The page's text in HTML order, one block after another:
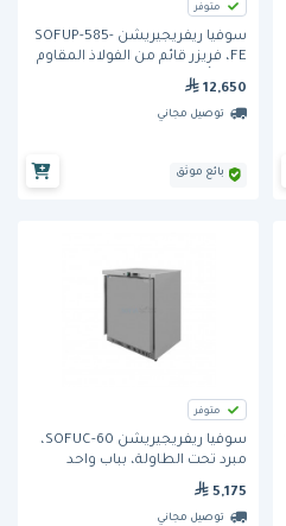
متوفر
سوفيا ريفريجيريشن SOFUP-585-
FE، فريزر قائم من الفولاذ المقاوم
للصدأ، بباب واحد
12,650
توصيل مجاني
بائع موثق
متوفر
سوفيا ريفريجيريشن SOFUC-60،
مبرد تحت الطاولة، بباب واحد
5,175
توصيل مجاني